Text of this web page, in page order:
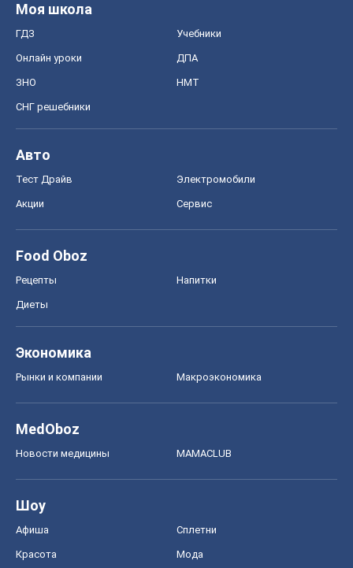
Моя школа
ГДЗ Учебники
Онлайн уроки ДПА
ЗНО НМТ
СНГ решебники
Авто
Тест Драйв Электромобили
Акции Сервис
Food Oboz
Рецепты Напитки
Диеты
Экономика
Рынки и компании Mакроэкономика
MedOboz
Новости медицины MAMACLUB
Шоу
Афиша Сплетни
Красота Мода